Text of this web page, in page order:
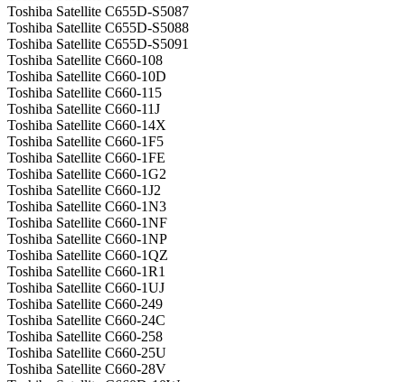
Toshiba Satellite C655D-S5087
Toshiba Satellite C655D-S5088
Toshiba Satellite C655D-S5091
Toshiba Satellite C660-108
Toshiba Satellite C660-10D
Toshiba Satellite C660-115
Toshiba Satellite C660-11J
Toshiba Satellite C660-14X
Toshiba Satellite C660-1F5
Toshiba Satellite C660-1FE
Toshiba Satellite C660-1G2
Toshiba Satellite C660-1J2
Toshiba Satellite C660-1N3
Toshiba Satellite C660-1NF
Toshiba Satellite C660-1NP
Toshiba Satellite C660-1QZ
Toshiba Satellite C660-1R1
Toshiba Satellite C660-1UJ
Toshiba Satellite C660-249
Toshiba Satellite C660-24C
Toshiba Satellite C660-258
Toshiba Satellite C660-25U
Toshiba Satellite C660-28V